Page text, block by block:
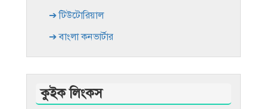
➔ টিউটোরিয়াল
➔ বাংলা কনভার্টার
কুইক লিংকস